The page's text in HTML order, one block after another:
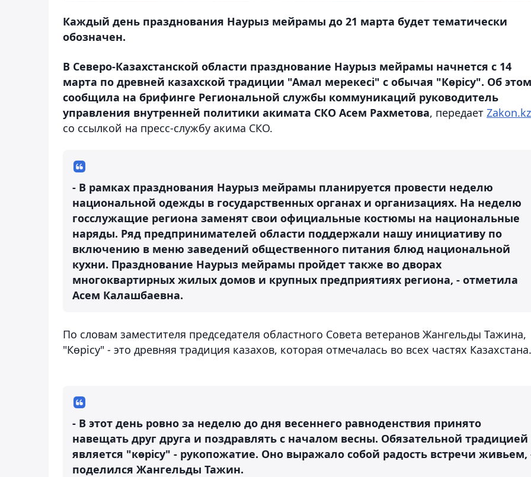
Каждый день празднования Наурыз мейрамы до 21 марта будет тематически
обозначен.
В Северо-Казахстанской области празднование Наурыз мейрамы начнется с 14
марта по древней казахской традиции "Амал мерекесі" с обычая "Көрісу". Об этом
сообщила на брифинге Региональной службы коммуникаций руководитель
управления внутренней политики акимата СКО Асем Рахметова, передает Zakon.kz
со ссылкой на пресс-службу акима СКО.
- В рамках празднования Наурыз мейрамы планируется провести неделю
национальной одежды в государственных органах и организациях. На неделю
госслужащие региона заменят свои официальные костюмы на национальные
наряды. Ряд предпринимателей области поддержали нашу инициативу по
включению в меню заведений общественного питания блюд национальной
кухни. Празднование Наурыз мейрамы пройдет также во дворах
многоквартирных жилых домов и крупных предприятиях региона, - отметила
Асем Калашбаевна.
По словам заместителя председателя областного Совета ветеранов Жангельды Тажина,
"Көрісу" - это древняя традиция казахов, которая отмечалась во всех частях Казахстана.
- В этот день ровно за неделю до дня весеннего равноденствия принято
навещать друг друга и поздравлять с началом весны. Обязательной традицией
является "көрісу" - рукопожатие. Оно выражало собой радость встречи живьем,
поделился Жангельды Тажин.